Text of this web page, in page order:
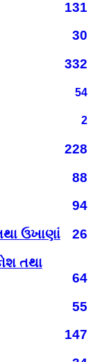
131
30
332
54
2
228
88
94
ઉખાણાં
26
તથા
64
55
147